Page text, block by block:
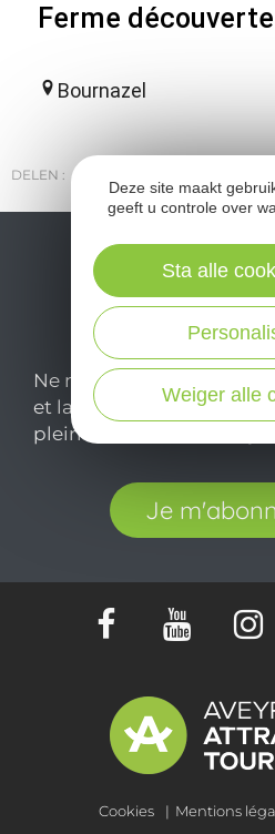
Ferme
Bournazel
DELEN :
Ne manquez pas notre
et laissez-vous inspirer
pleinement de votre
Je
Cookies Mentions
Deze site maakt
geeft u controle over
Weiger alle
Sta alle